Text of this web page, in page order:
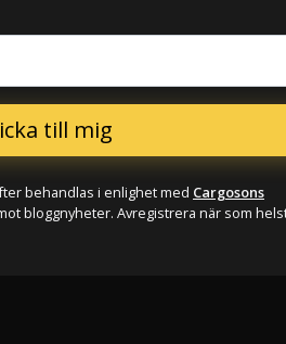
behandlas i enlighet med Cargosons
bloggnyheter. Avregistrera när som